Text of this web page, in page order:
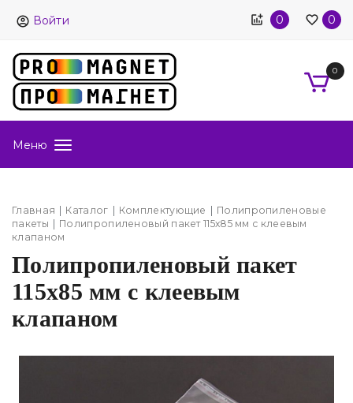
Войти 0 0
0
Меню
Главная Каталог Комплектующие
Полипропиленовые
пакеты
Полипропиленовый пакет 115х85 мм с клеевым
клапаном
Полипропиленовый пакет
115х85 мм с клеевым
клапаном